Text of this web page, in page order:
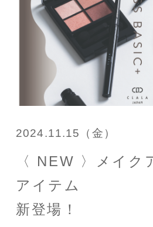
2024.11.15（金）
〈 NEW 〉メイ
アイテム
新登場！